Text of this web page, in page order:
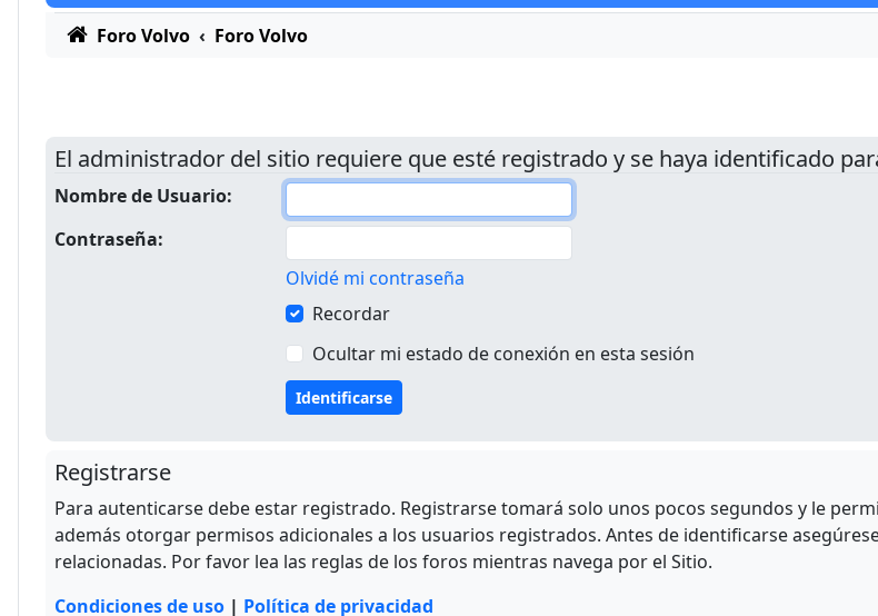
Foro Volvo Foro Volvo
El administrador del sitio requiere que esté registrado y se haya identificado
Nombre de Usuario:
Contraseña:
Olvidé mi contraseña
Recordar
Ocultar mi estado de conexión en esta sesión
Registrarse
Para autenticarse debe estar registrado. Registrarse tomará solo unos pocos segundos y le
además otorgar permisos adicionales a los usuarios registrados. Antes de identificarse
relacionadas. Por favor lea las reglas de los foros mientras navega por el Sitio.
Condiciones de uso | Política de privacidad